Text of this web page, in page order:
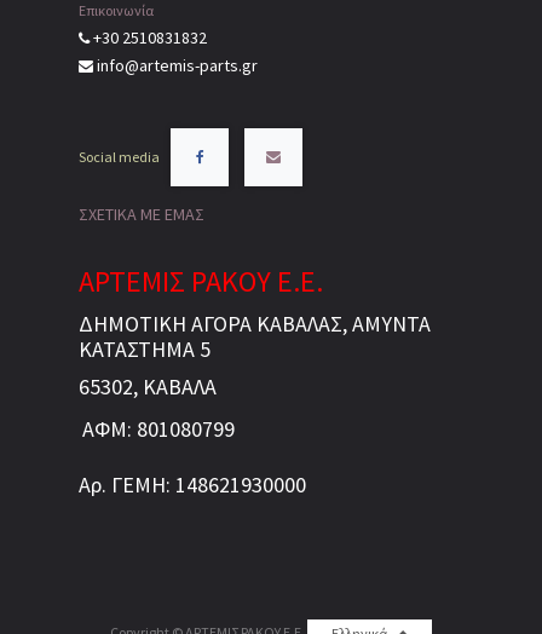
Επικοινωνία
+30 2510831832
info@artemis-parts.gr
Social media
ΣΧΕΤΙΚΑ ΜΕ ΕΜΑΣ
ΑΡΤΕΜΙΣ ΡΑΚΟΥ Ε.Ε.
ΔΗΜΟΤΙΚΗ ΑΓΟΡΑ ΚΑΒΑΛΑΣ, ΑΜΥΝΤΑ
ΚΑΤΑΣΤΗΜΑ 5
65302, ΚΑΒΑΛΑ
ΑΦΜ: 801080799
Αρ. ΓΕΜΗ: 148621930000